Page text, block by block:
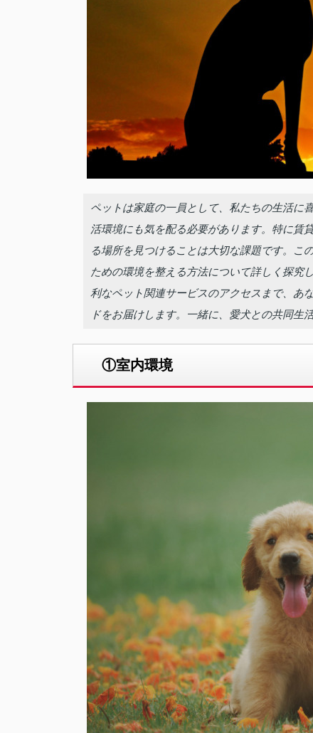
ペットは家庭の一員として、私たちの生活に
活環境にも気を配る必要があります。特に賃
る場所を見つけることは大切な課題です。こ
ための環境を整える方法について詳しく探究
利なペット関連サービスのアクセスまで、あ
ドをお届けします。一緒に、愛犬との共同生
①室内環境